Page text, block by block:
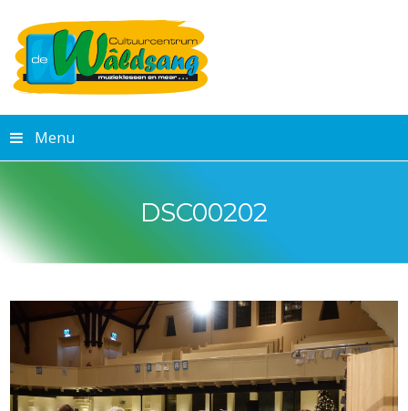
Menu
DSC00202